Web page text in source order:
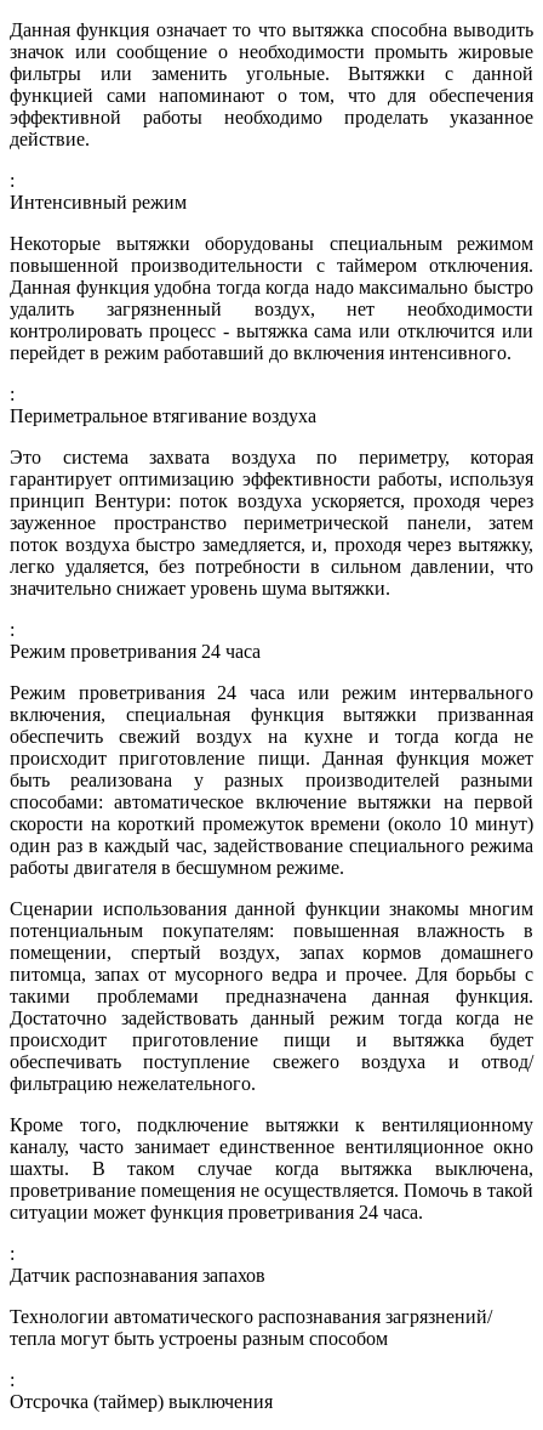
Данная функция означает то что вытяжка способна выводить
значок или сообщение о необходимости промыть жировые
фильтры или заменить угольные. Вытяжки с данной
функцией сами напоминают о том, что для обеспечения
эффективной работы необходимо проделать указанное
действие.
:
Интенсивный режим
Некоторые вытяжки оборудованы специальным режимом
повышенной производительности с таймером отключения.
Данная функция удобна тогда когда надо максимально быстро
удалить загрязненный воздух, нет необходимости
контролировать процесс - вытяжка сама или отключится или
перейдет в режим работавший до включения интенсивного.
:
Периметральное втягивание воздуха
Это система захвата воздуха по периметру, которая
гарантирует оптимизацию эффективности работы, используя
принцип Вентури: поток воздуха ускоряется, проходя через
зауженное пространство периметрической панели, затем
поток воздуха быстро замедляется, и, проходя через вытяжку,
легко удаляется, без потребности в сильном давлении, что
значительно снижает уровень шума вытяжки.
:
Режим проветривания 24 часа
Режим проветривания 24 часа или режим интервального
включения, специальная функция вытяжки призванная
обеспечить свежий воздух на кухне и тогда когда не
происходит приготовление пищи. Данная функция может
быть реализована у разных производителей разными
способами: автоматическое включение вытяжки на первой
скорости на короткий промежуток времени (около 10 минут)
один раз в каждый час, задействование специального режима
работы двигателя в бесшумном режиме.
Сценарии использования данной функции знакомы многим
потенциальным покупателям: повышенная влажность в
помещении, спертый воздух, запах кормов домашнего
питомца, запах от мусорного ведра и прочее. Для борьбы с
такими проблемами предназначена данная функция.
Достаточно задействовать данный режим тогда когда не
происходит приготовление пищи и вытяжка будет
обеспечивать поступление свежего воздуха и отвод/
фильтрацию нежелательного.
Кроме того, подключение вытяжки к вентиляционному
каналу, часто занимает единственное вентиляционное окно
шахты. В таком случае когда вытяжка выключена,
проветривание помещения не осуществляется. Помочь в такой
ситуации может функция проветривания 24 часа.
:
Датчик распознавания запахов
Технологии автоматического распознавания загрязнений/
тепла могут быть устроены разным способом
:
Отсрочка (таймер) выключения